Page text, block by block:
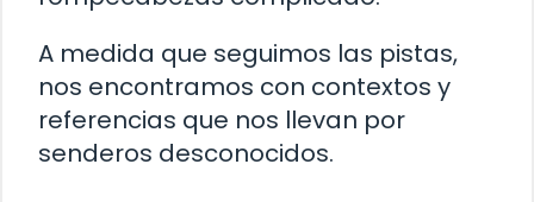
A medida que seguimos las pistas,
nos encontramos con contextos y
referencias que nos llevan por
senderos desconocidos.